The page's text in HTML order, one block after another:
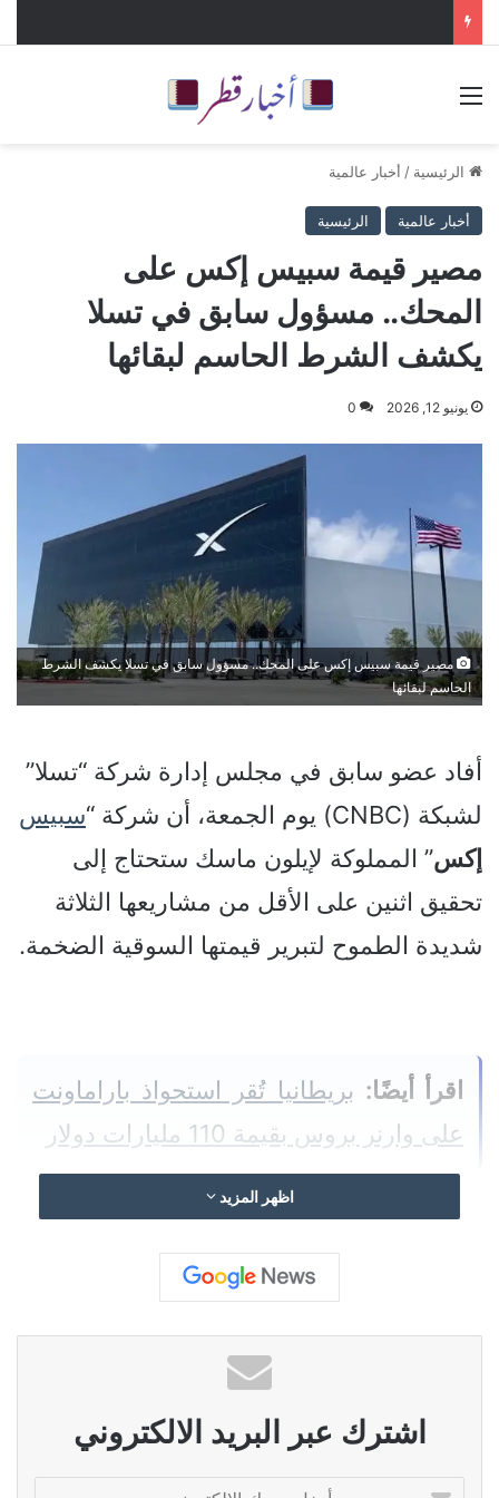
الرئيسية / أخبار عالمية
أخبار عالمية الرئيسية
مصير قيمة سبيس إكس على
المحك.. مسؤول سابق في تسلا
يكشف الشرط الحاسم لبقائها
يونيو 12, 2026 0
مصير قيمة سبيس إكس على المحك.. مسؤول سابق في تسلا يكشف الشرط
الحاسم لبقائها
أفاد عضو سابق في مجلس إدارة شركة “تسلا”
لشبكة (CNBC) يوم الجمعة، أن شركة “
سبيس
إكس” المملوكة لإيلون ماسك ستحتاج إلى
تحقيق اثنين على الأقل من مشاريعها الثلاثة
شديدة الطموح لتبرير قيمتها السوقية الضخمة.
اقرأ أيضًا: بريطانيا تُقر استحواذ باراماونت
على وارنر بروس بقيمة 110 مليارات دولار
ووفقاً لإفصاح قدمته شركة الصواريخ القابلة
لإعادة الاستخدام إلى هيئة الأوراق المالية
مليار دولار من خلال بيع 555.6 مليون سهم
بسعر 135 دولاراً للسهم الواحد. وتُقدّر هذه
الصفقةقيمة“ سبيس
إكس” بنحو 1.77 تريليون
دولار، مما يجعلها سابع أكبر شركة أمريكية من
اظهر المزيد
اشترك عبر البريد الالكتروني